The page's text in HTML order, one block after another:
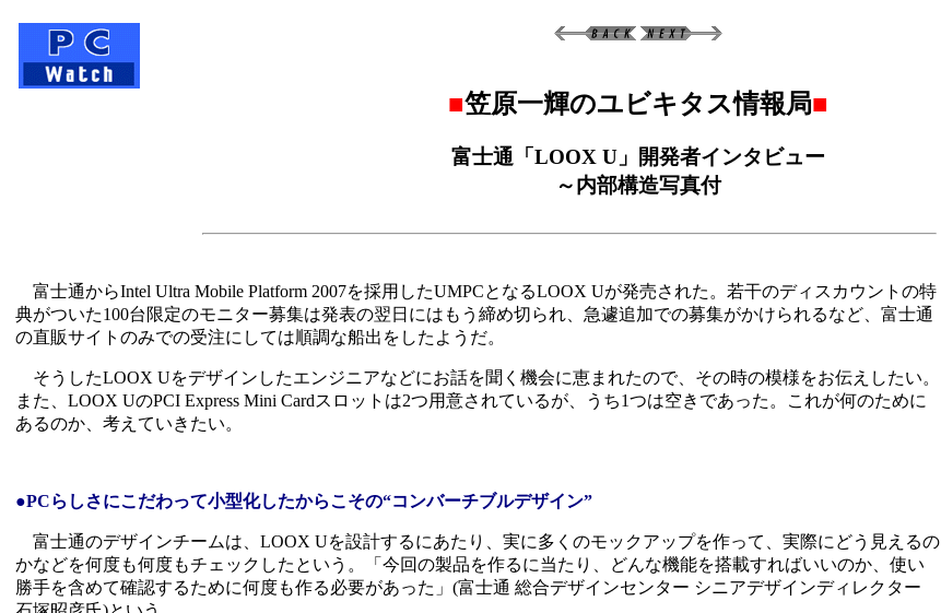
■笠原一輝のユビキタス情報局■
富士通「LOOX U」開発者インタビュー
～内部構造写真付
富士通からIntel Ultra Mobile Platform 2007を採用したUMPCとなるLOOX Uが発売された。若干のディスカウントの特
典がついた100台限定のモニター募集は発表の翌日にはもう締め切られ、急遽追加での募集がかけられるなど、富士通
の直販サイトのみでの受注にしては順調な船出をしたようだ。
そうしたLOOX Uをデザインしたエンジニアなどにお話を聞く機会に恵まれたので、その時の模様をお伝えしたい。
また、LOOX UのPCI Express Mini Cardスロットは2つ用意されているが、うち1つは空きであった。これが何のために
あるのか、考えていきたい。
●PCらしさにこだわって小型化したからこその“コンバーチブルデザイン”
富士通のデザインチームは、LOOX Uを設計するにあたり、実に多くのモックアップを作って、実際にどう見えるの
かなどを何度も何度もチェックしたという。「今回の製品を作るに当たり、どんな機能を搭載すればいいのか、使い
勝手を含めて確認するために何度も作る必要があった」(富士通 総合デザインセンター シニアデザインディレクター